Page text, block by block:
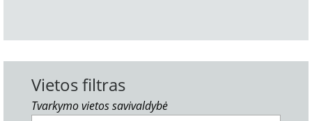
Vietos filtras
Tvarkymo vietos savivaldybė